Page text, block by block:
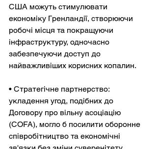
США можуть стимулювати
економіку Гренландії, створюючи
робочі місця та покращуючи
інфраструктуру, одночасно
забезпечуючи доступ до
найважливіших корисних копалин.
• Стратегічне партнерство:
укладення угод, подібних до
Договору про вільну асоціацію
(COFA), могло б посилити оборонне
співробітництво та економічні